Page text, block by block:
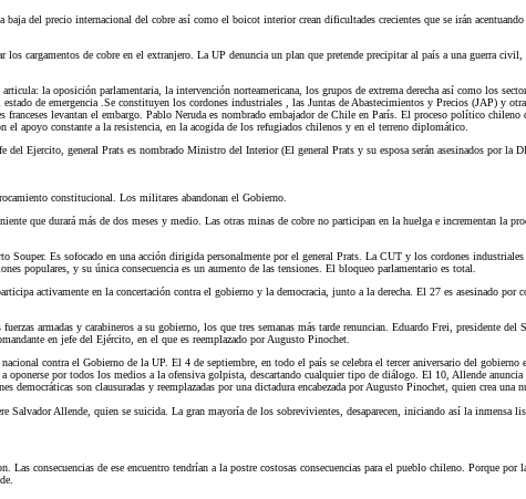
del precio internacional del cobre así como el boicot interior crean dificultades crecientes que se irán
los cargamentos de cobre en el extranjero. La UP denuncia un plan que pretende precipitar al país a una guerra
la oposición parlamentaria, la intervención norteamericana, los grupos de extrema derecha así como los
de emergencia .Se constituyen los cordones industriales , las Juntas de Abastecimientos y Precios (JAP) y
franceses levantan el embargo. Pablo Neruda es nombrado embajador de Chile en París. El proceso político
apoyo constante a la resistencia, en la acogida de los refugiados chilenos y en el terreno diplomático.
Ejercito, general Prats es nombrado Ministro del Interior (El general Prats y su esposa serán asesinados por la
constitucional. Los militares abandonan el Gobierno.
que durará más de dos meses y medio. Las otras minas de cobre no participan en la huelga e incrementan la
Es sofocado en una acción dirigida personalmente por el general Prats. La CUT y los cordones
populares, y su única consecuencia es un aumento de las tensiones. El bloqueo parlamentario es total.
activamente en la concertación contra el gobierno y la democracia, junto a la derecha. El 27 es asesinado por
armadas y carabineros a su gobierno, los que tres semanas más tarde renuncian. Eduardo Frei, presidente
en jefe del Ejército, en el que es reemplazado por Augusto Pinochet.
contra el Gobierno de la UP. El 4 de septiembre, en todo el país se celebra el tercer aniversario del
por todos los medios a la ofensiva golpista, descartando cualquier tipo de diálogo. El 10, Allende
son clausuradas y reemplazadas por una dictadura encabezada por Augusto Pinochet, quien crea
Allende, quien se suicida. La gran mayoría de los sobrevivientes, desaparecen, iniciando así la inmensa
consecuencias de ese encuentro tendrían a la postre costosas consecuencias para el pueblo chileno. Porque